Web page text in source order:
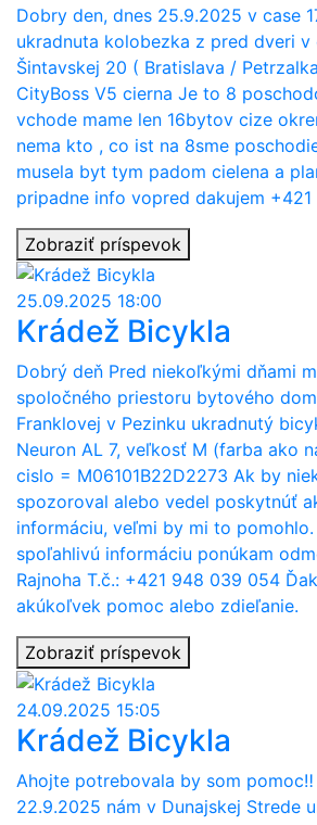
Dobry den, dnes 25.9.2025 v case
ukradnuta kolobezka z pred dveri v
Šintavskej 20 ( Bratislava /
CityBoss V5 cierna Je to 8
vchode mame len 16bytov cize
nema kto , co ist na 8sme
musela byt tym padom cielena a
pripadne info vopred dakujem
Zobraziť príspevok
25.09.2025 18:00
Krádež Bicykla
Dobrý deň Pred niekoľkými dňami
spoločného priestoru bytového
Franklovej v Pezinku ukradnutý
Neuron AL 7, veľkosť M (farba ako
cislo = M06101B22D2273 Ak by
spozoroval alebo vedel poskytnúť
informáciu, veľmi by mi to
spoľahlivú informáciu ponúkam
Rajnoha T.č.: +421 948 039 054
akúkoľvek pomoc alebo zdieľanie.
Zobraziť príspevok
24.09.2025 15:05
Krádež Bicykla
Ahojte potrebovala by som
22.9.2025 nám v Dunajskej Strede